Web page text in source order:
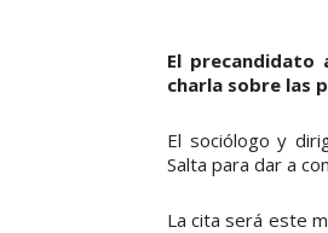
El precandidato
charla sobre las
El sociólogo y
Salta para dar a
La cita será este